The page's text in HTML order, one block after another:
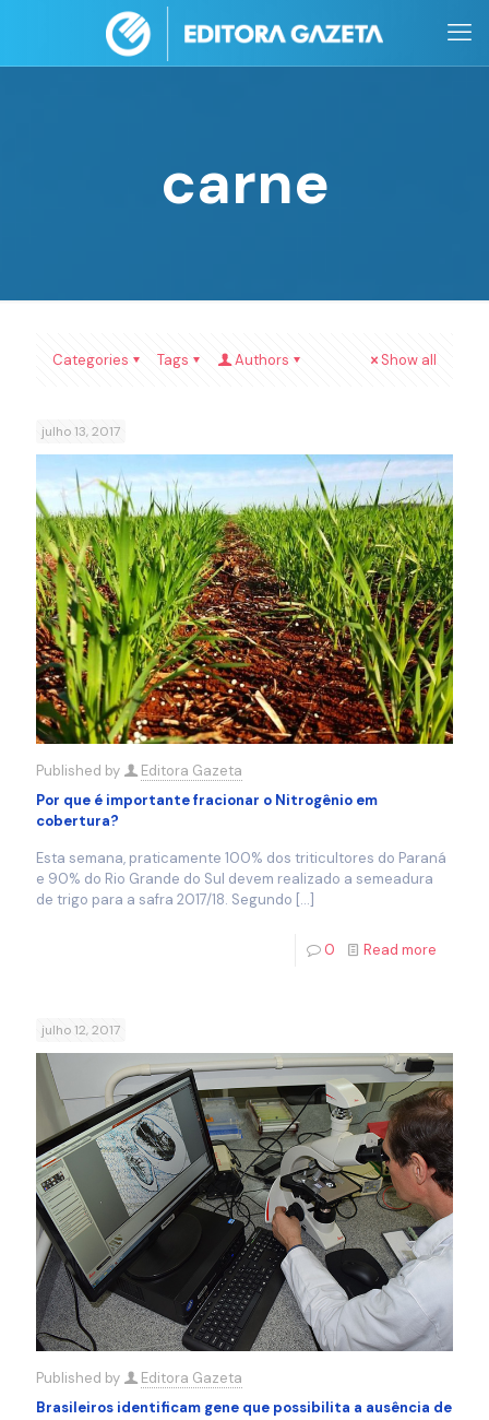
carne
Categories Tags Authors Show all
julho 13, 2017
Published by
Editora Gazeta
Por que é importante fracionar o Nitrogênio em
cobertura?
Esta semana, praticamente 100% dos triticultores do Paraná
e 90% do Rio Grande do Sul devem realizado a semeadura
de trigo para a safra 2017/18. Segundo […]
0 Read more
julho 12, 2017
Published by
Editora Gazeta
Brasileiros identificam gene que possibilita a ausência de